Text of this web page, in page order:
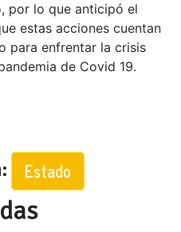
por lo que anticipó el
estas acciones cuentan
para enfrentar la crisis
de Covid 19.
Estado